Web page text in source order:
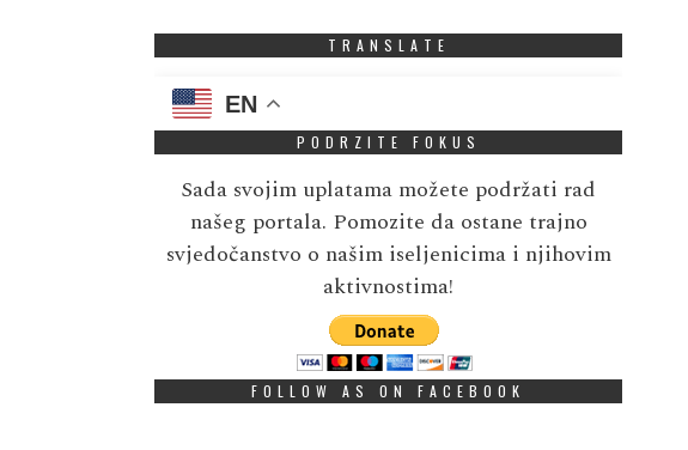
TRANSLATE
EN
PODRZITE FOKUS
Sada svojim uplatama možete podržati rad
našeg portala. Pomozite da ostane trajno
svjedočanstvo o našim iseljenicima i njihovim
aktivnostima!
FOLLOW AS ON FACEBOOK